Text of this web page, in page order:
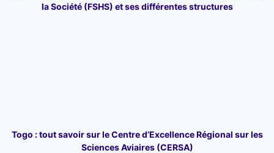
la Société (FSHS) et ses différentes structures
Togo : tout savoir sur le Centre d’Excellence Régional sur les
Sciences Aviaires (CERSA)